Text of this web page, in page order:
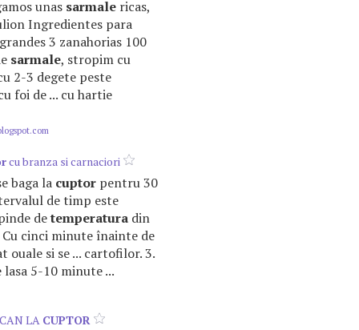
unas sarmale ricas,
Ingredientes para
3 zanahorias 100
sarmale, stropim cu
2-3 degete peste
foi de ... cu hartie
cu branza si carnaciori
baga la cuptor pentru 30
de timp este
detemperatura din
cinci minute înainte de
ouale si se ... cartofilor. 3.
lasa 5-10 minute ...
LA CUPTOR